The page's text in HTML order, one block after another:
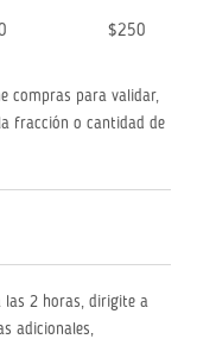
$250
compras para validar,
fracción o cantidad de
las 2 horas, dirigite a
adicionales,